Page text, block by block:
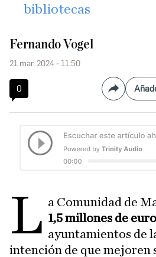
bibliotecas
Fernando Vogel
21 mar. 2024 - 11:50
0 Compartir
L a Comunidad de
1,5 millones de
ayuntamientos de
intención de que mejoren